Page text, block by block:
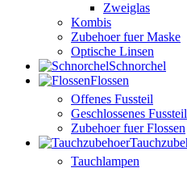
Zweiglas
Kombis
Zubehoer fuer Maske
Optische Linsen
Schnorchel
Flossen
Offenes Fussteil
Geschlossenes Fussteil
Zubehoer fuer Flossen
Tauchlampen